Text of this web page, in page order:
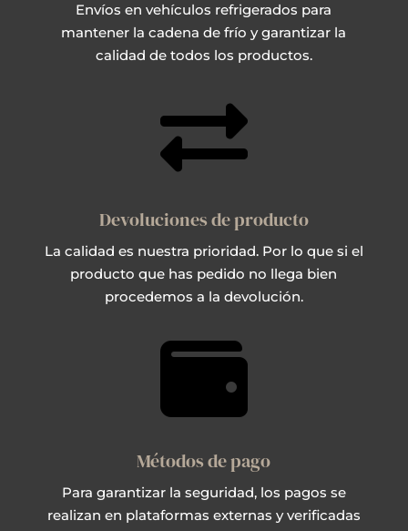
Envíos en vehículos refrigerados para
mantener la cadena de frío y garantizar la
calidad de todos los productos.

Devoluciones de producto
La calidad es nuestra prioridad. Por lo que si el
producto que has pedido no llega bien
procedemos a la devolución.

Métodos de pago
Para garantizar la seguridad, los pagos se
realizan en plataformas externas y verificadas